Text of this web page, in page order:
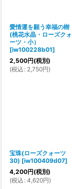
愛情運を願う幸福の樹
(桃花水晶・ローズクォ
ーツ・小）
[iw100228b01]
2,500円(税別)
(税込 : 2,750円)
宝珠(ローズクォーツ
30) [iw100409d07]
4,200円(税別)
(税込 : 4,620円)